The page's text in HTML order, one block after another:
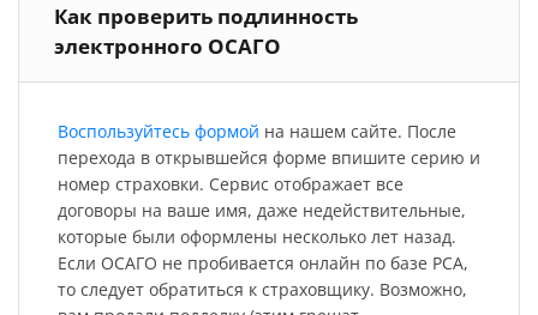
Как проверить подлинность
электронного ОСАГО
Воспользуйтесь формой на нашем сайте. После
перехода в открывшейся форме впишите серию и
номер страховки. Сервис отображает все
договоры на ваше имя, даже недействительные,
которые были оформлены несколько лет назад.
Если ОСАГО не пробивается онлайн по базе РСА,
то следует обратиться к страховщику. Возможно,